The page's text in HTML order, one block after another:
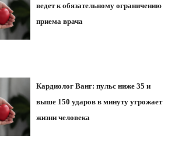
ведет к обязательному ограничению
приема врача
Кардиолог Ванг: пульс ниже 35 и
выше 150 ударов в минуту угрожает
жизни человека